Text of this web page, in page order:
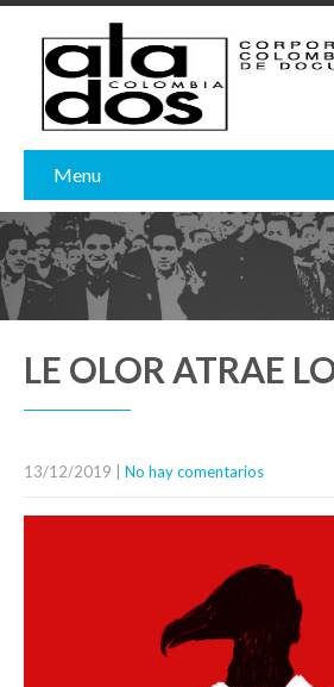
Menu
LE OLOR ATRAE
13/12/2019 | No hay comentarios